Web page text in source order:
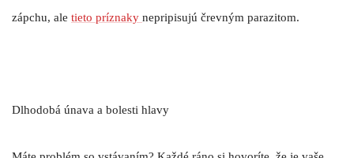
zápchu, ale tieto príznaky nepripisujú črevným parazitom.
Dlhodobá únava a bolesti hlavy